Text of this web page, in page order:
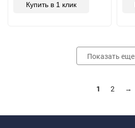
Купить в 1 клик
Показать еще
1 2 →